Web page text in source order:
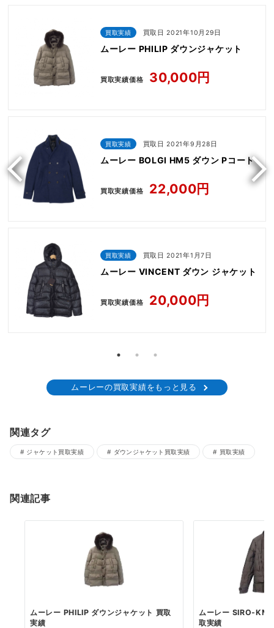
買取実績 買取日 2021年10月29日
ムーレー PHILIP ダウンジャケット
買取実績価格 30,000円
買取実績 買取日 2021年9月28日
ムーレー BOLGI HM5 ダウン Pコート
買取実績価格 22,000円
買取実績 買取日 2021年1月7日
ムーレー VINCENT ダウン ジャケット
買取実績価格 20,000円
ムーレーの買取実績をもっと見る
関連タグ
ジャケット買取実績 ダウンジャケット買取実績 買取実績
関連記事
ムーレー PHILIP ダウンジャケット 買取
実績
ムーレー SIRO-KM
取実績